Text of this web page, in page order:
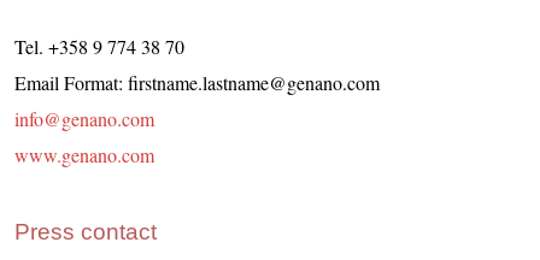
Tel. +358 9 774 38 70
Email Format: firstname.lastname@genano.com
info@genano.com
www.genano.com
Press contact